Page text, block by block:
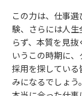
この力は、仕事
験、さらには人
らず、本質を見
いうこの時期に
採用を探してい
みになるでしょ